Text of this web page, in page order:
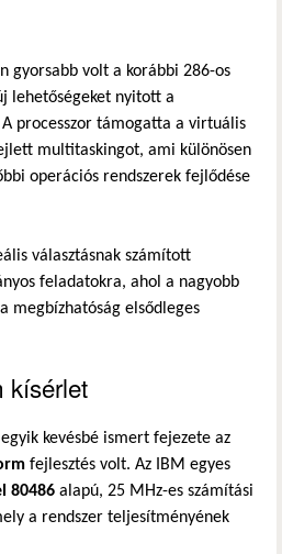
gyorsabb volt a korábbi 286-os
lehetőségeket nyitott a
processzor támogatta a virtuális
multitaskingot, ami különösen
operációs rendszerek fejlődése
választásnak számított
feladatokra, ahol a nagyobb
megbízhatóság elsődleges
kísérlet
kevésbé ismert fejezete az
fejlesztés volt. Az IBM egyes
80486 alapú, 25 MHz-es számítási
a rendszer teljesítményének